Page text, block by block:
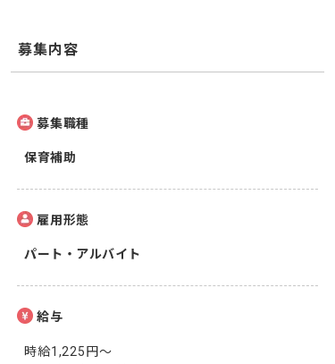
募集内容
募集職種
保育補助
雇用形態
パート・アルバイト
給与
時給1,225円～